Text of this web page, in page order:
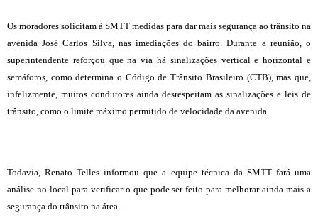
Os moradores solicitam à SMTT medidas para dar mais segurança ao trânsito na
avenida José Carlos Silva, nas imediações do bairro. Durante a reunião, o
superintendente reforçou que na via há sinalizações vertical e horizontal e
semáforos, como determina o Código de Trânsito Brasileiro (CTB), mas que,
infelizmente, muitos condutores ainda desrespeitam as sinalizações e leis de
trânsito, como o limite máximo permitido de velocidade da avenida.
Todavia, Renato Telles informou que a equipe técnica da SMTT fará uma
análise no local para verificar o que pode ser feito para melhorar ainda mais a
segurança do trânsito na área.